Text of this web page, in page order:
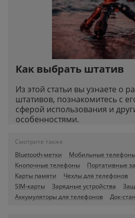
Как выбрать штатив
Из этой статьи вы узнаете о
штативов, познакомитесь с
сферой использования и
особенностями.
Смотрите также
Bluetooth-метки
Мобильные телефоны
Кнопочные телефоны
Портативные
Карты памяти
Чехлы для телефонов
SIM-карты
Зарядные устройства
Аккумуляторы для телефонов
Док-